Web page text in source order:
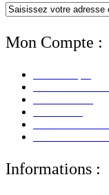
Mon Compte :
Informations :